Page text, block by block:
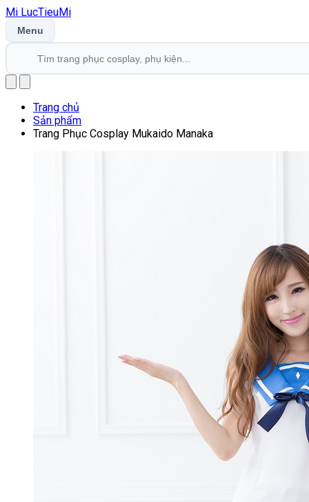
Mi LucTieuMi
Menu
Trang chủ
Sản phẩm
Trang Phục Cosplay Mukaido Manaka